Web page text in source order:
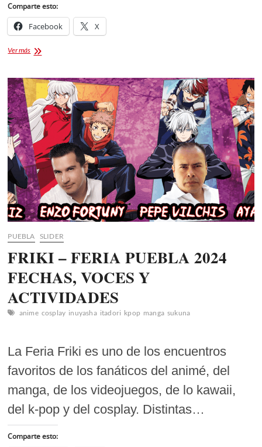
Comparte esto:
Facebook X
Ver másFeria
Tlaxcala
PUEBLA SLIDER
FRIKI – FERIA PUEBLA 2024
FECHAS, VOCES Y
ACTIVIDADES
anime cosplay inuyasha itadori kpop manga sukuna
La Feria Friki es uno de los encuentros
favoritos de los fanáticos del animé, del
manga, de los videojuegos, de lo kawaii,
del k-pop y del cosplay. Distintas…
Comparte esto: